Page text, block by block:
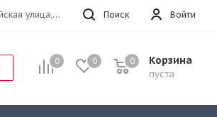
Войти
Поиск
г.Москва, Верхняя Первомайская улица, 47к11 офис 214
0 0 Корзина
пуста
0